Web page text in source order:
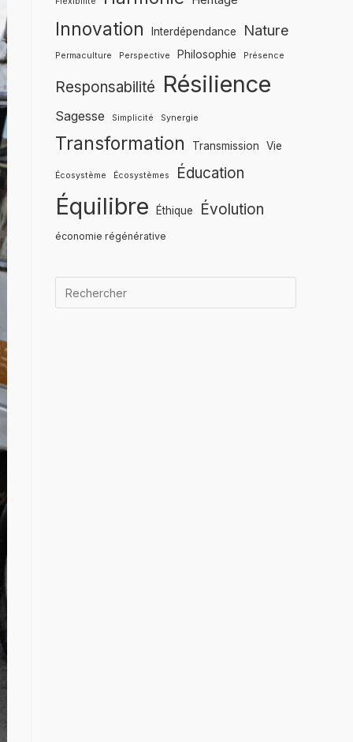
Innovation Interdépendance Nature
Permaculture Perspective Philosophie Présence
Responsabilité Résilience
Sagesse Simplicité Synergie
Transformation Transmission Vie
Écosystème Écosystèmes Éducation
Équilibre Éthique Évolution
économie régénérative